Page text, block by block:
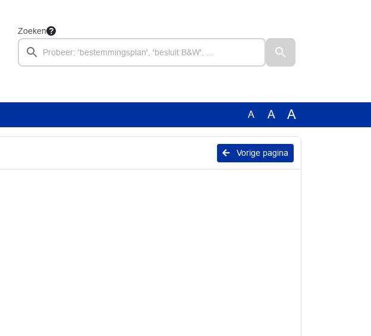
Zoeken
A A A
Vorige pagina